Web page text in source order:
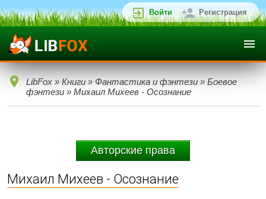
Войти Регистрация
LibFox » Книги » Фантастика и фэнтези » Боевое
фэнтези » Михаил Михеев - Осознание
Авторские права
Михаил Михеев - Осознание